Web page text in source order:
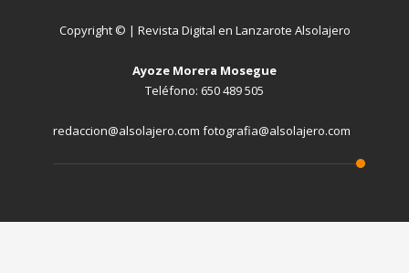
Copyright © | Revista Digital en Lanzarote Alsolajero
Ayoze Morera Mosegue
Teléfono: 650 489 505
redaccion@alsolajero.com fotografia@alsolajero.com